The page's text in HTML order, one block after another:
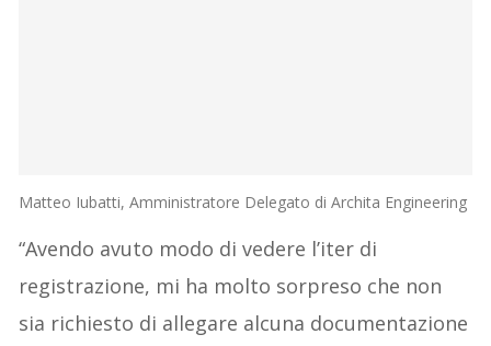
Matteo Iubatti, Amministratore Delegato di Archita Engineering
“Avendo avuto modo di vedere l’iter di
registrazione, mi ha molto sorpreso che non
sia richiesto di allegare alcuna documentazione